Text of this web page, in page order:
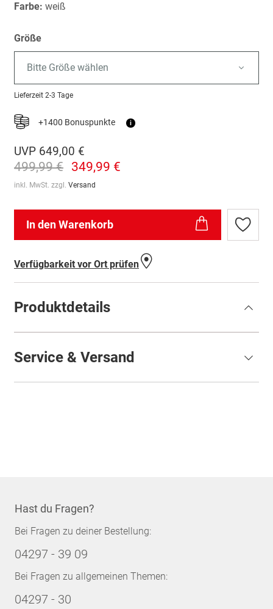
Farbe: weiß
Größe
Bitte Größe wählen
Lieferzeit 2-3 Tage
+1400 Bonuspunkte i
UVP 649,00 €
499,99 € 349,99 €
inkl. MwSt. zzgl. Versand
In den Warenkorb
Zur
Verfügbarkeit vor Ort prüfen
Produktdetails
Service & Versand
Hast du Fragen?
Bei Fragen zu deiner Bestellung:
04297 - 39 09
Bei Fragen zu allgemeinen Themen:
04297 - 30